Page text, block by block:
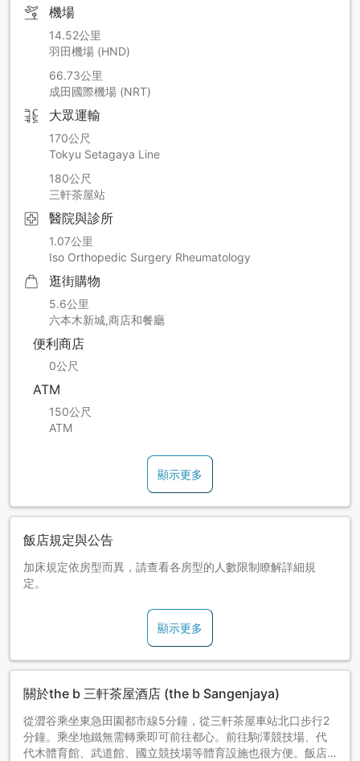
機場
14.52公里
羽田機場 (HND)
66.73公里
成田國際機場 (NRT)
大眾運輸
170公尺
Tokyu Setagaya Line
180公尺
三軒茶屋站
醫院與診所
1.07公里
Iso Orthopedic Surgery Rheumatology
逛街購物
5.6公里
六本木新城,商店和餐廳
便利商店
0公尺
ATM
150公尺
ATM
顯示更多
飯店規定與公告
加床規定依房型而異，請查看各房型的人數限制瞭解詳細規
定。
顯示更多
關於the b 三軒茶屋酒店 (the b Sangenjaya)
從澀谷乘坐東急田園都市線5分鐘，從三軒茶屋車站北口步行2
分鐘。乘坐地鐵無需轉乘即可前往都心。前往駒澤競技場、代
代木體育館、武道館、國立競技場等體育設施也很方便。飯店1